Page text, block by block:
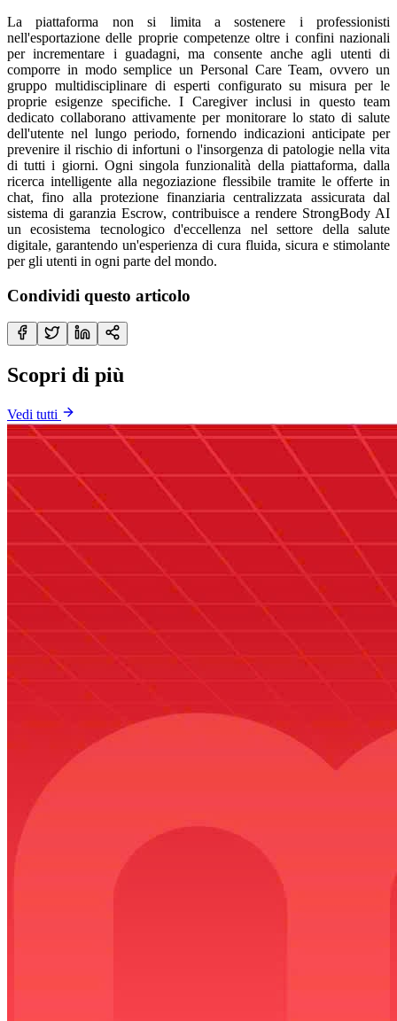
La piattaforma non si limita a sostenere i professionisti
nell'esportazione delle proprie competenze oltre i confini nazionali
per incrementare i guadagni, ma consente anche agli utenti di
comporre in modo semplice un Personal Care Team, ovvero un
gruppo multidisciplinare di esperti configurato su misura per le
proprie esigenze specifiche. I Caregiver inclusi in questo team
dedicato collaborano attivamente per monitorare lo stato di salute
dell'utente nel lungo periodo, fornendo indicazioni anticipate per
prevenire il rischio di infortuni o l'insorgenza di patologie nella vita
di tutti i giorni. Ogni singola funzionalità della piattaforma, dalla
ricerca intelligente alla negoziazione flessibile tramite le offerte in
chat, fino alla protezione finanziaria centralizzata assicurata dal
sistema di garanzia Escrow, contribuisce a rendere StrongBody AI
un ecosistema tecnologico d'eccellenza nel settore della salute
digitale, garantendo un'esperienza di cura fluida, sicura e stimolante
per gli utenti in ogni parte del mondo.
Condividi questo articolo
Scopri di più
Vedi tutti